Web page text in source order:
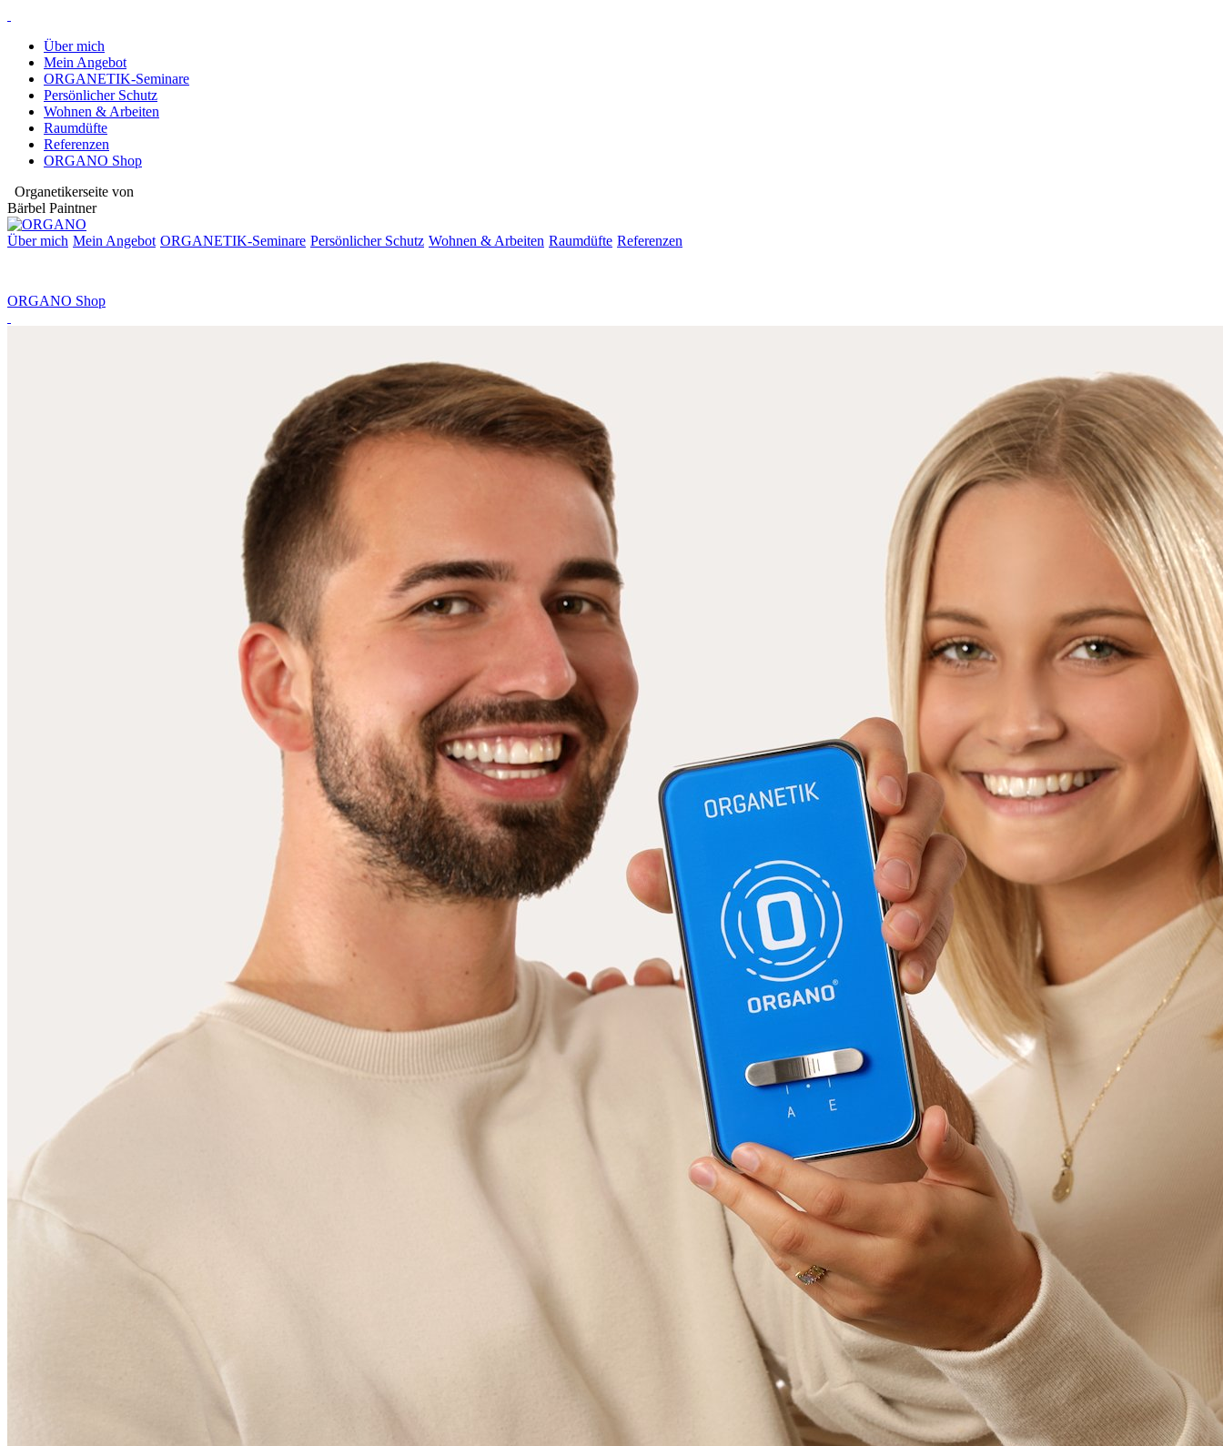
Über mich
Mein Angebot
ORGANETIK-Seminare
Persönlicher Schutz
Wohnen & Arbeiten
Raumdüfte
Referenzen
ORGANO Shop
Organetikerseite von
Bärbel Paintner
Über mich Mein Angebot ORGANETIK-Seminare Persönlicher Schutz Wohnen & Arbeiten Raumdüfte Referenzen
ORGANO Shop